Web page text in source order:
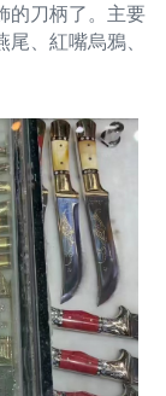
的刀柄了。主要
、紅嘴烏鴉、